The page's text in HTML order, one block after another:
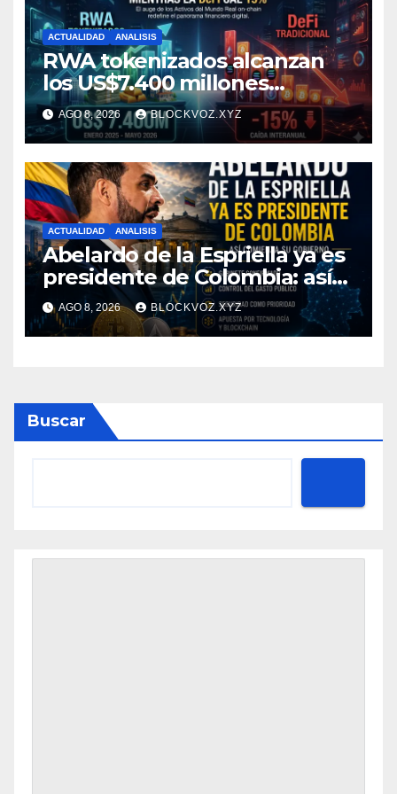
ACTUALIDAD ANALISIS
RWA tokenizados alcanzan
los US$7.400 millones
mientras la DeFi cae 15%
AGO 8, 2026 BLOCKVOZ.XYZ
ACTUALIDAD ANALISIS
Abelardo de la Espriella ya es
presidente de Colombia: así
comienza su gobierno y qué
puede cambiar para la
economía y el sector cripto
AGO 8, 2026 BLOCKVOZ.XYZ
Buscar